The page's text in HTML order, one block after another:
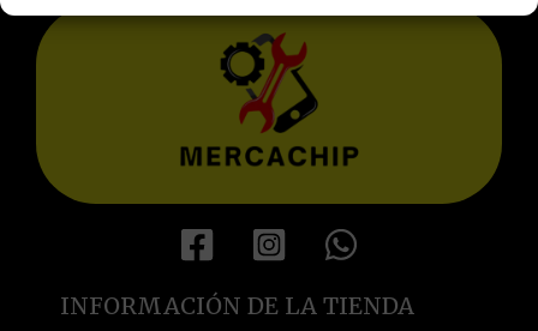
INFORMACIÓN DE LA TIENDA